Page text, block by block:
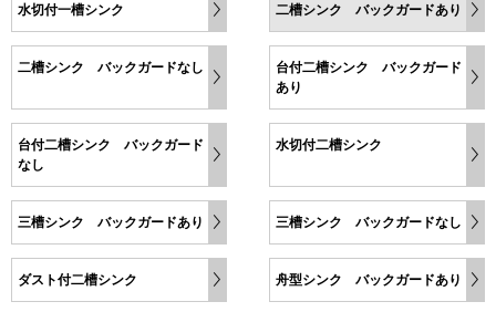
水切付一槽シンク 二槽シンク バックガードあり
二槽シンク バックガードなし
台付二槽シンク バックガード
あり
台付二槽シンク バックガード
なし
水切付二槽シンク
三槽シンク バックガードあり 三槽シンク バックガードなし
ダスト付二槽シンク 舟型シンク バックガードあり